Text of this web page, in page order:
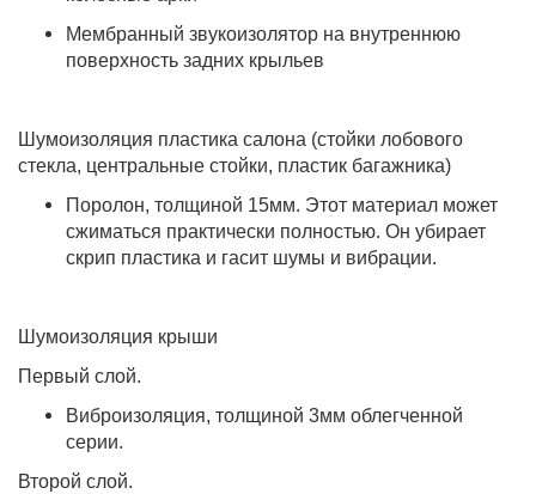
Мембранный звукоизолятор на внутреннюю
поверхность задних крыльев
Шумоизоляция пластика салона (стойки лобового
стекла, центральные стойки, пластик багажника)
Поролон, толщиной 15мм. Этот материал может
сжиматься практически полностью. Он убирает
скрип пластика и гасит шумы и вибрации.
Шумоизоляция крыши
Первый слой.
Виброизоляция, толщиной 3мм облегченной
серии.
Второй слой.